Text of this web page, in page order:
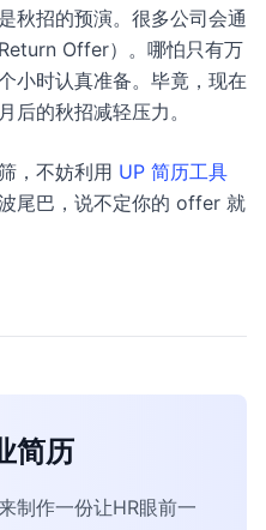
秋招的预演。很多公司会通
Offer）。哪怕只有万
小时认真准备。毕竟，现在
后的秋招减轻压力。
，不妨利用 UP 简历工具
尾巴，说不定你的 offer 就
简历
制作一份让HR眼前一